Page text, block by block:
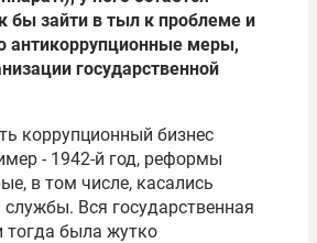
бы зайти в тыл к проблеме и
антикоррупционные меры,
государственной
коррупционный бизнес
- 1942-й год, реформы
в том числе, касались
службы. Вся государственная
тогда была жутко